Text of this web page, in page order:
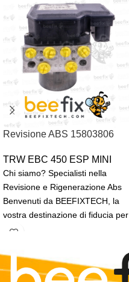
Revisione ABS 15803806
TRW EBC 450 ESP MINI
Chi siamo? Specialisti nella
Revisione e Rigenerazione Abs
Benvenuti da BEEFIXTECH, la
vostra destinazione di fiducia per
la rigenerazione, revisione